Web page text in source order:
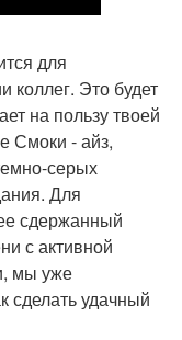
для
коллег. Это будет
на пользу твоей
Смоки - айз,
серых
Для
сдержанный
с активной
мы уже
сделать удачный